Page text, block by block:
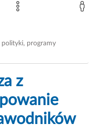
polityki, programy
z